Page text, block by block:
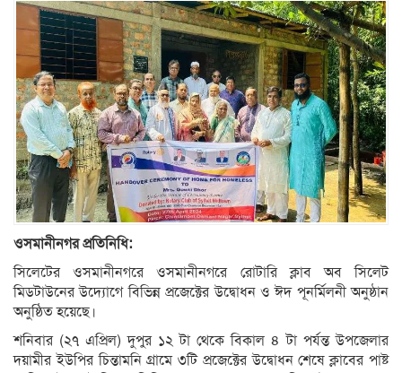
ওসমানীনগর প্রতিনিধি:
সিলেটের ওসমানীনগরে ওসমানীনগরে রোটারি ক্লাব অব সিলেট
মিডটাউনের উদ্যোগে বিভিন্ন প্রজেক্টের উদ্বোধন ও ঈদ পূনর্মিলনী অনুষ্ঠান
অনুষ্ঠিত হয়েছে।
শনিবার (২৭ এপ্রিল) দুপুর ১২ টা থেকে বিকাল ৪ টা পর্যন্ত উপজেলার
দয়ামীর ইউপির চিন্তামনি গ্রামে ৩টি প্রজেক্টের উদ্বোধন শেষে ক্লাবের পাষ্ট